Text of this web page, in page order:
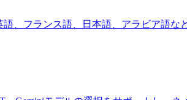
、フランス語、日本語、アラビア語な